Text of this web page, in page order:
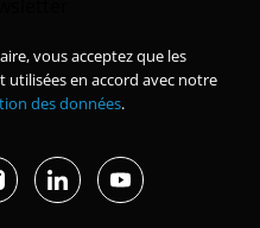
vous acceptez que les
en accord avec notre
des données.